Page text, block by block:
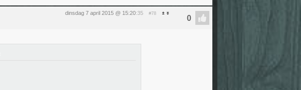
dinsdag 7 april 2015 @ 15:20:35 #78